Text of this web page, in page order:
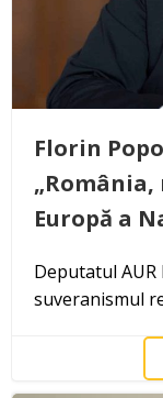
Florin
Europă a
Deputatul AUR
suveranismul